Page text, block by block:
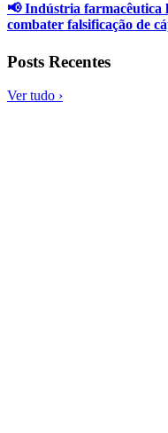
📢 Indústria farmacêutica
combater falsificação de
Posts Recentes
Ver tudo ›